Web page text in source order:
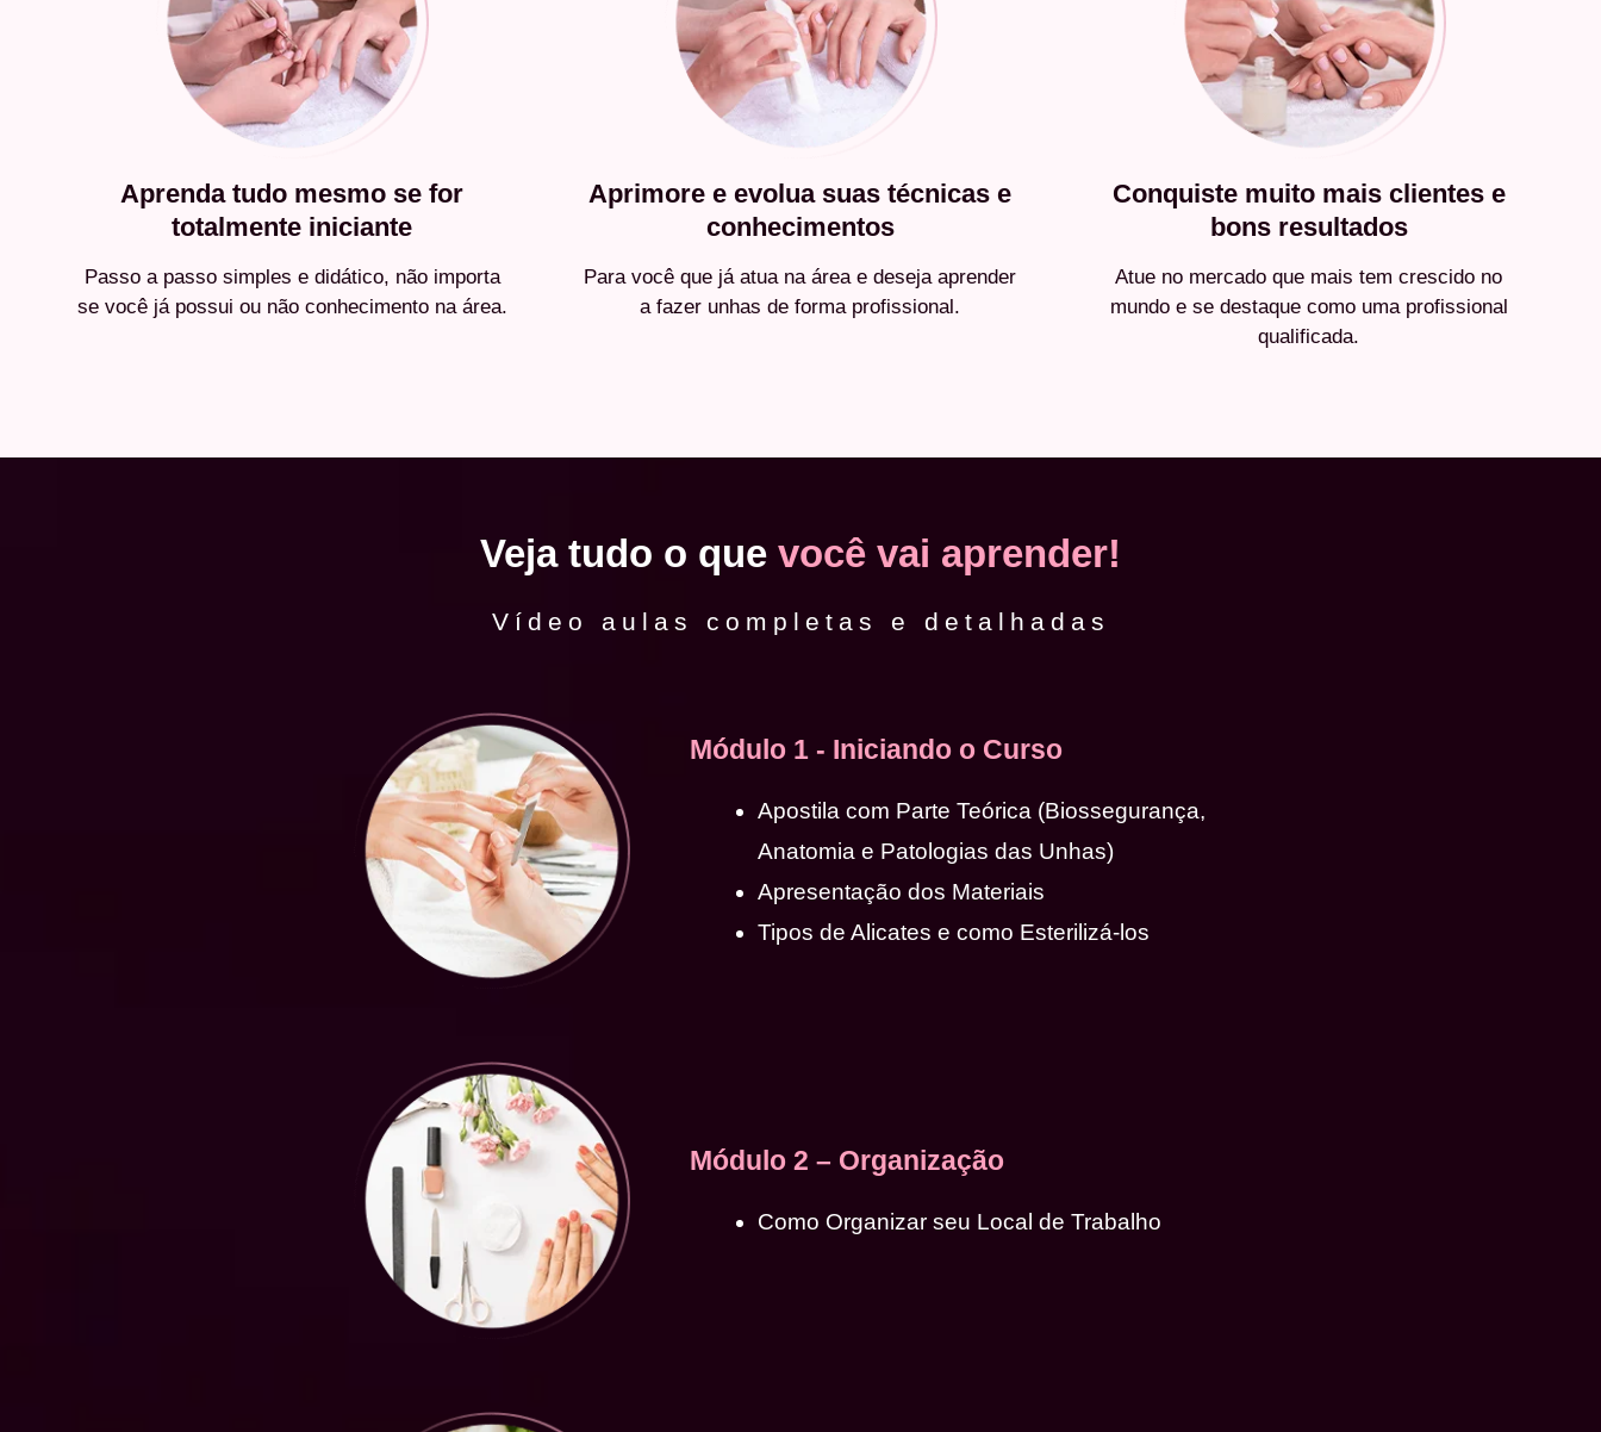
Aprenda tudo mesmo se for
totalmente iniciante
Passo a passo simples e didático, não importa
se você já possui ou não conhecimento na área.
Aprimore e evolua suas técnicas e
conhecimentos
Para você que já atua na área e deseja aprender
a fazer unhas de forma profissional.
Conquiste muito mais clientes e
bons resultados
Atue no mercado que mais tem crescido no
mundo e se destaque como uma profissional
qualificada.
Veja tudo o que você vai aprender!
Vídeo aulas completas e detalhadas
Módulo 1 - Iniciando o Curso
Apostila com Parte Teórica (Biossegurança,
Anatomia e Patologias das Unhas)
Apresentação dos Materiais
Tipos de Alicates e como Esterilizá-los
Módulo 2 – Organização
Como Organizar seu Local de Trabalho